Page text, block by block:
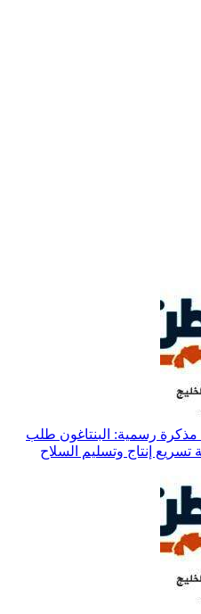
رسمية: البنتاغون طلب
إنتاج وتسليم السلاح